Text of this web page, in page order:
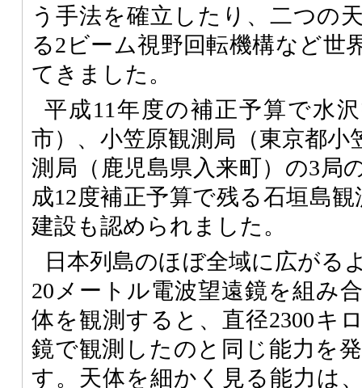
う手法を確立したり、二つの
る2ビーム視野回転機構など世
てきました。
平成11年度の補正予算で水
市）、小笠原観測局（東京都小
測局（鹿児島県入来町）の3局
成12度補正予算で残る石垣島
建設も認められました。
日本列島のほぼ全域に広がる
20メートル電波望遠鏡を組み
体を観測すると、直径2300キ
鏡で観測したのと同じ能力を
す。天体を細かく見る能力は